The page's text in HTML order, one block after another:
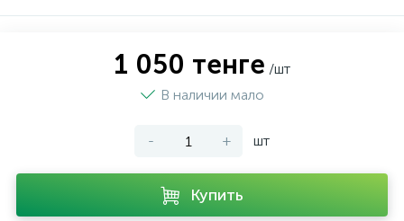
1 050 тенге /шт
В наличии мало
- + шт
Купить